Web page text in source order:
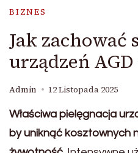
BIZNES
Jak zachować
urządzeń
Admin 12 Listopada 2025
Właściwa pielęgnacja
by uniknąć kosztownych